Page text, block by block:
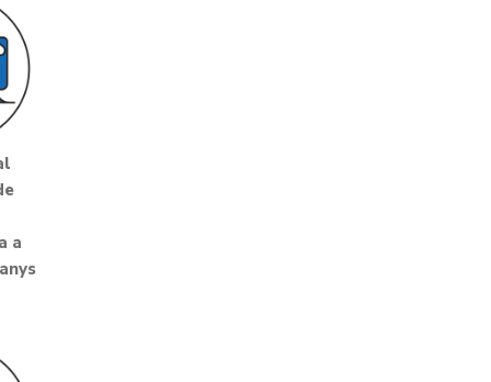
a